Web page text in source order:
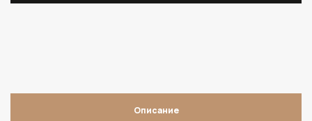
Описание